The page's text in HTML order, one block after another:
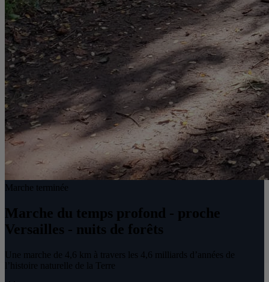
Marche terminée
Marche du temps profond - proche
Versailles - nuits de forêts
Une marche de 4,6 km à travers les 4,6 milliards d’années de
l’histoire naturelle de la Terre